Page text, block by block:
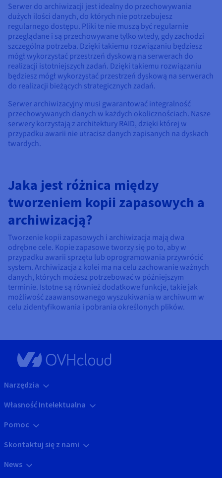
Serwer do archiwizacji jest idealny do przechowywania
dużych ilości danych, do których nie potrzebujesz
regularnego dostępu. Pliki te nie muszą być regularnie
przeglądane i są przechowywane tylko wtedy, gdy zachodzi
szczególna potrzeba. Dzięki takiemu rozwiązaniu będziesz
mógł wykorzystać przestrzeń dyskową na serwerach do
realizacji istotniejszych zadań. Dzięki takiemu rozwiązaniu
będziesz mógł wykorzystać przestrzeń dyskową na serwerach
do realizacji bieżących strategicznych zadań.
Serwer archiwizacyjny musi gwarantować integralność
przechowywanych danych w każdych okolicznościach. Nasze
serwery korzystają z architektury RAID, dzięki której w
przypadku awarii nie utracisz danych zapisanych na dyskach
twardych.
Jaka jest różnica między
tworzeniem kopii zapasowych a
archiwizacją?
Tworzenie kopii zapasowych i archiwizacja mają dwa
odrębne cele. Kopie zapasowe tworzy się po to, aby w
przypadku awarii sprzętu lub oprogramowania przywrócić
system. Archiwizacja z kolei ma na celu zachowanie ważnych
danych, których możesz potrzebować w późniejszym
terminie. Istotne są również dodatkowe funkcje, takie jak
możliwość zaawansowanego wyszukiwania w archiwum w
celu zidentyfikowania i pobrania określonych plików.
Narzędzia
Własność Intelektualna
Pomoc
Skontaktuj się z nami
News